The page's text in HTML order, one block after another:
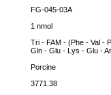
FG-045-03A
1 nmol
Tri - FAM - (Phe - Val -
Gln - Glu - Lys - Glu -
Porcine
3771.38